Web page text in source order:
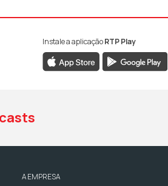
da RTP Antena 1
da RTP Antena 1
da RTP Antena 1
Instale a aplicaçãoRTP Play
A EMPRESA